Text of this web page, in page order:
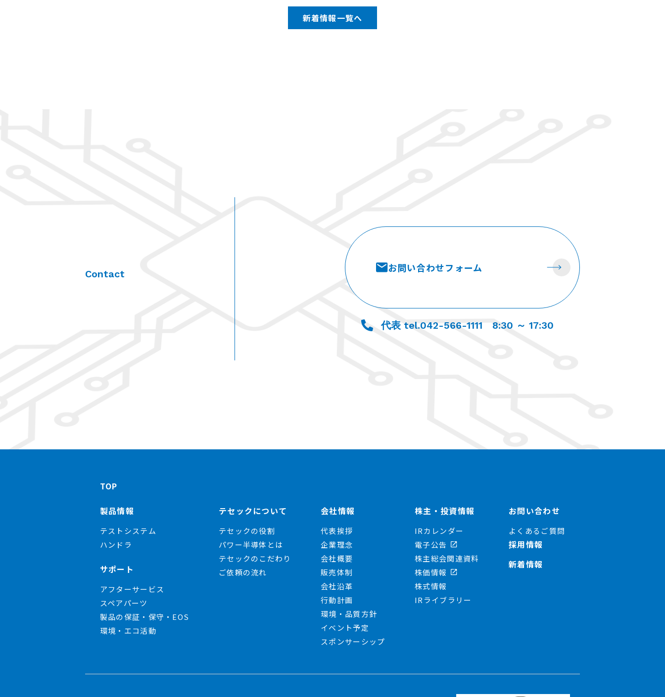
新着情報一覧へ
Contact お問い合わせフォーム
代表 tel.042-566-1111 8:30 ～ 17:30
TOP
製品情報
テストシステム
ハンドラ
サポート
アフターサービス
スペアパーツ
製品の保証・保守・EOS
環境・エコ活動
テセックについて
テセックの役割
パワー半導体とは
テセックのこだわり
ご依頼の流れ
会社情報
代表挨拶
企業理念
会社概要
販売体制
会社沿革
行動計画
環境・品質方針
イベント予定
スポンサーシップ
株主・投資情報
IRカレンダー
電子公告
株主総会関連資料
株価情報
株式情報
IRライブラリー
お問い合わせ
よくあるご質問
採用情報
新着情報